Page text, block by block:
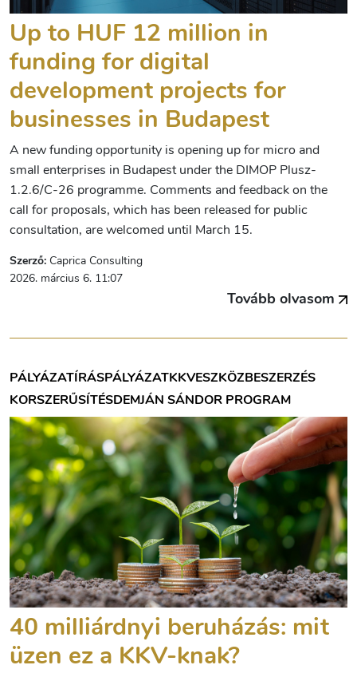
Up to HUF 12 million in
funding for digital
development projects for
businesses in Budapest
A new funding opportunity is opening up for micro and
small enterprises in Budapest under the DIMOP Plusz-
1.2.6/C-26 programme. Comments and feedback on the
call for proposals, which has been released for public
consultation, are welcomed until March 15.
Szerző: Caprica Consulting
2026. március 6. 11:07
Tovább olvasom
PÁLYÁZATÍRÁSPÁLYÁZATKKVESZKÖZBESZERZÉS
KORSZERŰSÍTÉSDEMJÁN SÁNDOR PROGRAM
40 milliárdnyi beruházás: mit
üzen ez a KKV-knak?